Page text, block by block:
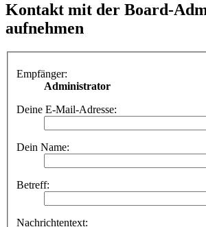
Kontakt mit der Board-
aufnehmen
Empfänger:
Administrator
Deine E-Mail-Adresse:
Dein Name:
Betreff:
Nachrichtentext: